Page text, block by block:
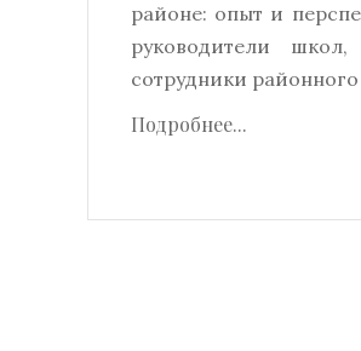
районе: опыт и
руководители
сотрудники
Подробнее...